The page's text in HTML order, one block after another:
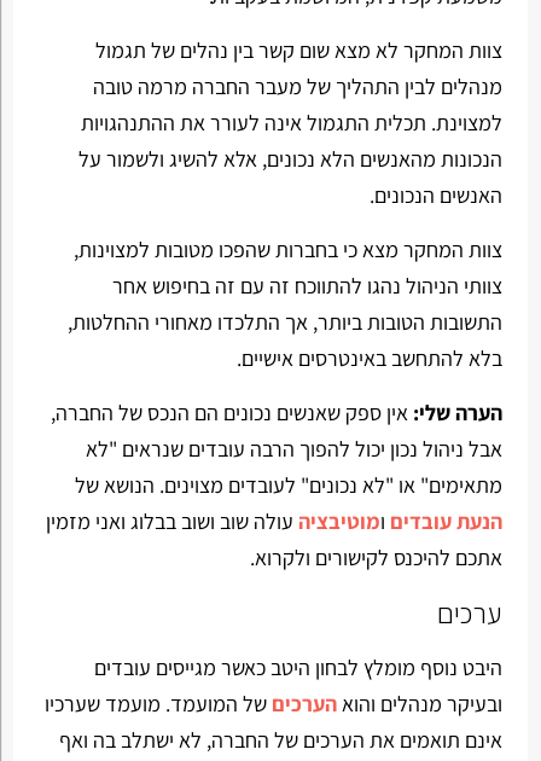
צוות המחקר לא מצא שום קשר בין נהלים של תגמול
מנהלים לבין התהליך של מעבר החברה מרמה טובה
למצוינת. תכלית התגמול אינה לעורר את ההתנהגויות
הנכונות מהאנשים הלא נכונים, אלא להשיג ולשמור על
האנשים הנכונים.
צוות המחקר מצא כי בחברות שהפכו מטובות למצוינות,
צוותי הניהול נהגו להתווכח זה עם זה בחיפוש אחר
התשובות הטובות ביותר, אך התלכדו מאחורי ההחלטות,
בלא להתחשב באינטרסים אישיים.
הערה שלי: אין ספק שאנשים נכונים הם הנכס של החברה,
אבל ניהול נכון יכול להפוך הרבה עובדים שנראים "לא
מתאימים" או "לא נכונים" לעובדים מצוינים. הנושא של
הנעת עובדים ומוטיבציהעולה שוב ושוב בבלוג ואני מזמין
אתכם להיכנס לקישורים ולקרוא.
ערכים
היבט נוסף מומלץ לבחון היטב כאשר מגייסים עובדים
ובעיקר מנהלים והואהערכים של המועמד. מועמד שערכיו
אינם תואמים את הערכים של החברה, לא ישתלב בה ואף